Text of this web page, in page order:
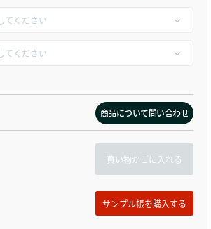
商品について問い合わせ
買い物かごに入れる